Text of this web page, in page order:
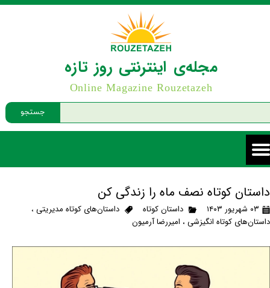
جستجو
مجله‌ی اینترنتی روز تازه
Online Magazine Rouzetazeh
داستان کوتاه نصف ماه را زندگی کن
۰۳ شهریور ۱۴۰۳ داستان کوتاه داستان‌های کوتاه مدیریتی،
داستان‌های کوتاه انگیزشی، امیررضا آرمیون